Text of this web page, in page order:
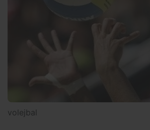
volejbal